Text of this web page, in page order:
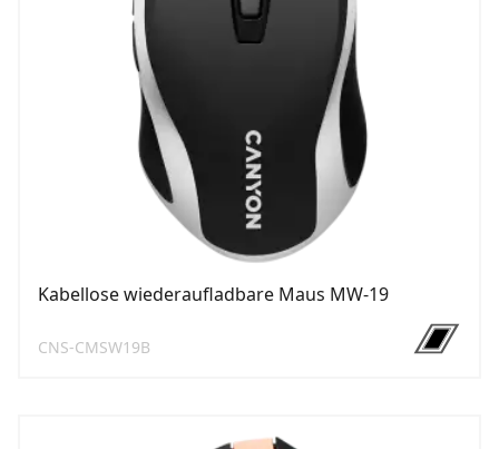
Kabellose wiederaufladbare Maus MW-19
CNS-CMSW19B